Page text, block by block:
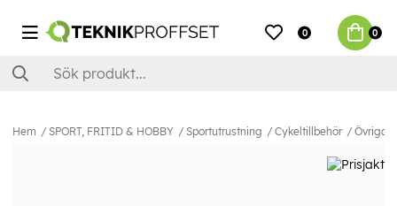
0 0
Hem SPORT, FRITID & HOBBY Sportutrustning Cykeltillbehör Övriga